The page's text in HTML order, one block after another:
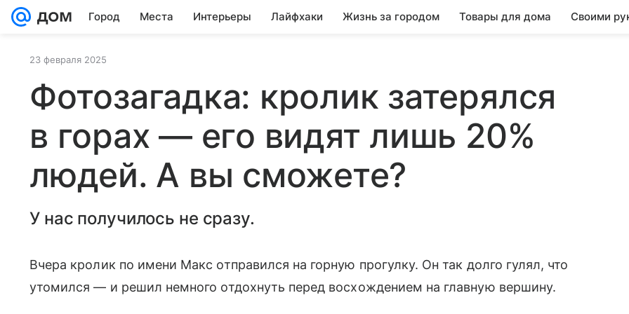
Город Места Интерьеры Лайфхаки Жизнь за городом Товары для дома Своими
23 февраля 2025
Фотозагадка: кролик затерялся
в горах — его видят лишь 20%
людей. А вы сможете?
У нас получилось не сразу.
Вчера кролик по имени Макс отправился на горную прогулку. Он так долго гулял, что
утомился — и решил немного отдохнуть перед восхождением на главную вершину.